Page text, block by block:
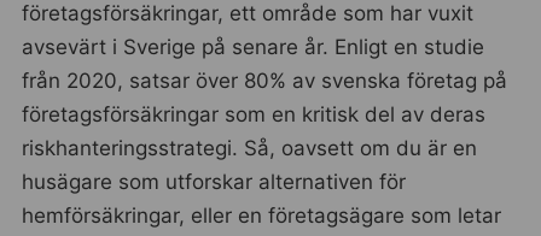
företagsförsäkringar, ett område som har vuxit
avsevärt i Sverige på senare år. Enligt en studie
från 2020, satsar över 80% av svenska företag på
företagsförsäkringar som en kritisk del av deras
riskhanteringsstrategi. Så, oavsett om du är en
husägare som utforskar alternativen för
hemförsäkringar, eller en företagsägare som letar